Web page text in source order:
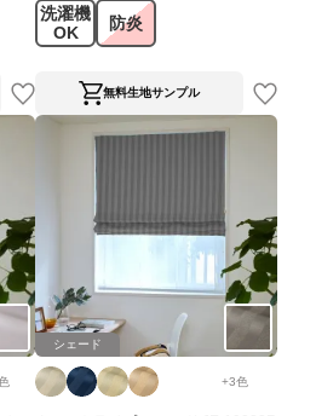
洗濯機
OK
防炎
無料生地サンプル
シェード
+3色